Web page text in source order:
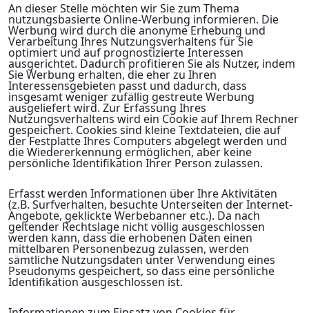
An dieser Stelle möchten wir Sie zum Thema
nutzungsbasierte Online-Werbung informieren. Die
Werbung wird durch die anonyme Erhebung und
Verarbeitung Ihres Nutzungsverhaltens für Sie
optimiert und auf prognostizierte Interessen
ausgerichtet. Dadurch profitieren Sie als Nutzer, indem
Sie Werbung erhalten, die eher zu Ihren
Interessensgebieten passt und dadurch, dass
insgesamt weniger zufällig gestreute Werbung
ausgeliefert wird. Zur Erfassung Ihres
Nutzungsverhaltens wird ein Cookie auf Ihrem Rechner
gespeichert. Cookies sind kleine Textdateien, die auf
der Festplatte Ihres Computers abgelegt werden und
die Wiedererkennung ermöglichen, aber keine
persönliche Identifikation Ihrer Person zulassen.
Erfasst werden Informationen über Ihre Aktivitäten
(z.B. Surfverhalten, besuchte Unterseiten der Internet-
Angebote, geklickte Werbebanner etc.). Da nach
geltender Rechtslage nicht völlig ausgeschlossen
werden kann, dass die erhobenen Daten einen
mittelbaren Personenbezug zulassen, werden
sämtliche Nutzungsdaten unter Verwendung eines
Pseudonyms gespeichert, so dass eine persönliche
Identifikation ausgeschlossen ist.